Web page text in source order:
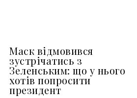
Маск відмовився
зустрічатись з
Зеленським: що у нього
хотів попросити
президент